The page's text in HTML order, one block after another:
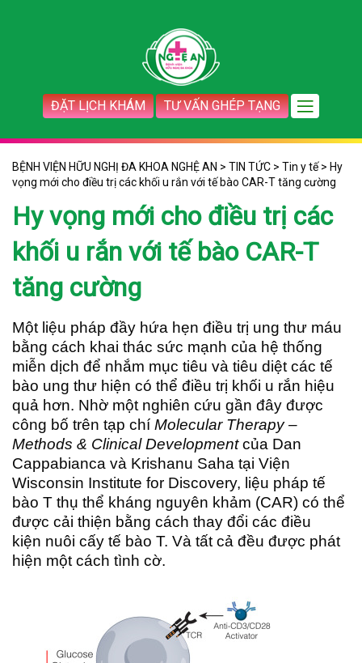
ĐẶT LỊCH KHÁM TƯ VẤN GHÉP TẠNG
BỆNH VIỆN HỮU NGHỊ ĐA KHOA NGHỆ AN > TIN TỨC > Tin y tế> Hy
vọng mới cho điều trị các khối u rắn với tế bào CAR-T tăng cường
Hy vọng mới cho điều trị các
khối u rắn với tế bào CAR-T
tăng cường
Một liệu pháp đầy hứa hẹn điều trị ung thư máu
bằng cách khai thác sức mạnh của hệ thống
miễn dịch để nhắm mục tiêu và tiêu diệt các tế
bào ung thư hiện có thể điều trị khối u rắn hiệu
quả hơn. Nhờ một nghiên cứu gần đây được
công bố trên tạp chí Molecular Therapy –
Methods & Clinical Developmentcủa Dan
Cappabianca và Krishanu Saha tại Viện
Wisconsin Institute for Discovery, liệu pháp tế
bào T thụ thể kháng nguyên khảm (CAR) có thể
được cải thiện bằng cách thay đổi các điều
kiện nuôi cấy tế bào T. Và tất cả đều được phát
hiện một cách tình cờ.